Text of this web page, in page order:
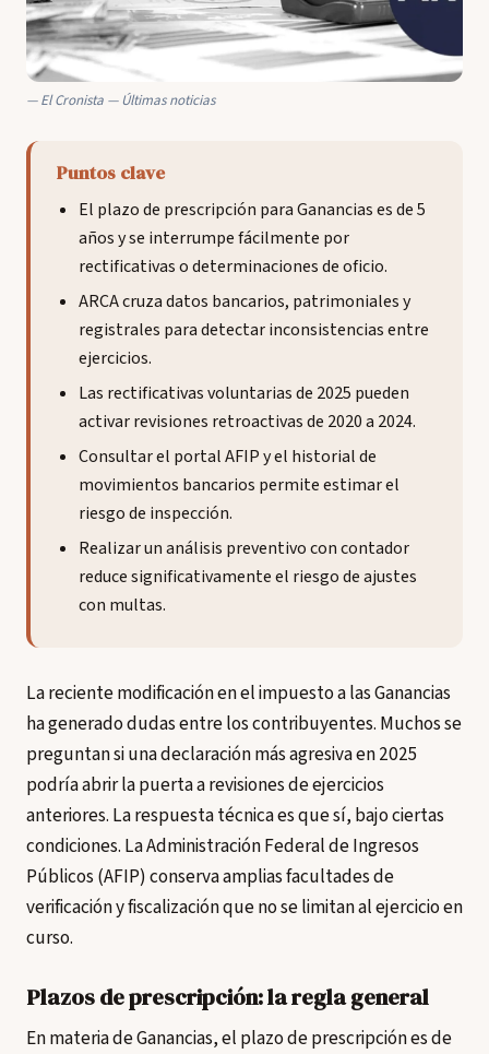
El Cronista — Últimas noticias
Puntos clave
El plazo de prescripción para Ganancias es de 5
años y se interrumpe fácilmente por
rectificativas o determinaciones de oficio.
ARCA cruza datos bancarios, patrimoniales y
registrales para detectar inconsistencias entre
ejercicios.
Las rectificativas voluntarias de 2025 pueden
activar revisiones retroactivas de 2020 a 2024.
Consultar el portal AFIP y el historial de
movimientos bancarios permite estimar el
riesgo de inspección.
Realizar un análisis preventivo con contador
reduce significativamente el riesgo de ajustes
con multas.
La reciente modificación en el impuesto a las Ganancias
ha generado dudas entre los contribuyentes. Muchos se
preguntan si una declaración más agresiva en 2025
podría abrir la puerta a revisiones de ejercicios
anteriores. La respuesta técnica es que sí, bajo ciertas
condiciones. La Administración Federal de Ingresos
Públicos (AFIP) conserva amplias facultades de
verificación y fiscalización que no se limitan al ejercicio en
curso.
Plazos de prescripción: la regla general
En materia de Ganancias, el plazo de prescripción es de